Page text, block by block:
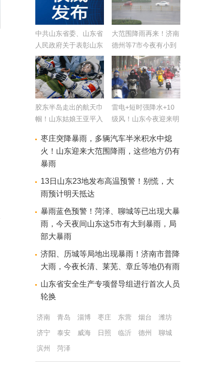
中共山东省委、山东省
人民政府关于表彰山东
省脱贫攻坚先进集体和
先进个人的决定
大范围降雨再来！济南
德州等7市今夜有小到
中雨局部大雨，麦收将
受影响
胶东半岛走出的航天巾
帼！山东姑娘王亚平入
飞行乘组备份名单
雷电+短时强降水+10
级风！山东今夜迎来明
雨
枣庄突降暴雨，多辆汽车半米积水中熄
火！山东迎来大范围降雨，这些地方仍有
暴雨
13日山东23地发布高温预警！别慌，大
雨预计明天抵达
暴雨蓝色预警！菏泽、聊城等已出现大暴
雨，今天夜间山东这5市有大到暴雨，局
部大暴雨
济阳、历城等局地出现暴雨！济南市普降
大雨，今夜长清、莱芜、章丘等地仍有雨
山东省安全生产专项督导组进行首次人员
轮换
济南 青岛 淄博 枣庄 东营 烟台
潍坊
济宁
泰安 威海 日照 临沂 德州
聊城
滨州
菏泽